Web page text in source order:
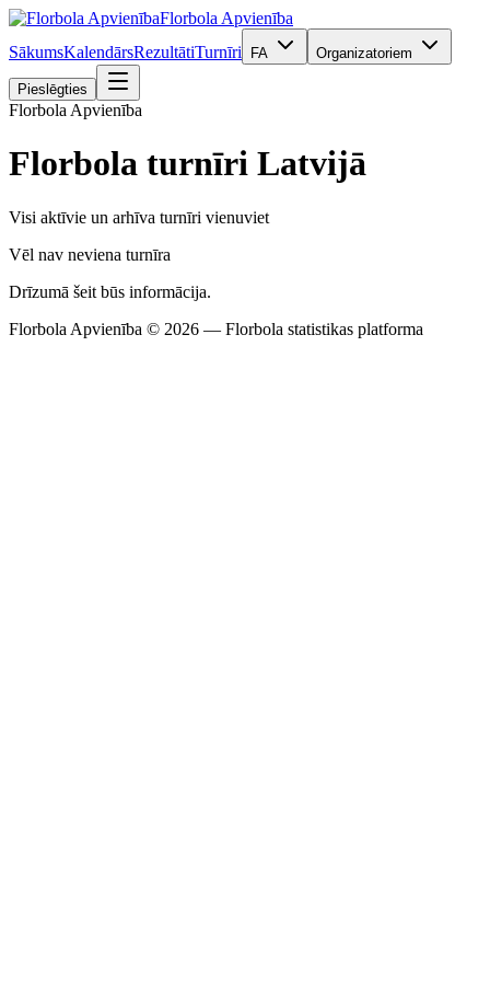
Florbola Apvienība
SākumsKalendārsRezultātiTurnīri FA Organizatoriem
Pieslēgties
Florbola Apvienība
Florbola turnīri Latvijā
Visi aktīvie un arhīva turnīri vienuviet
Vēl nav neviena turnīra
Drīzumā šeit būs informācija.
Florbola Apvienība © 2026 — Florbola statistikas platforma